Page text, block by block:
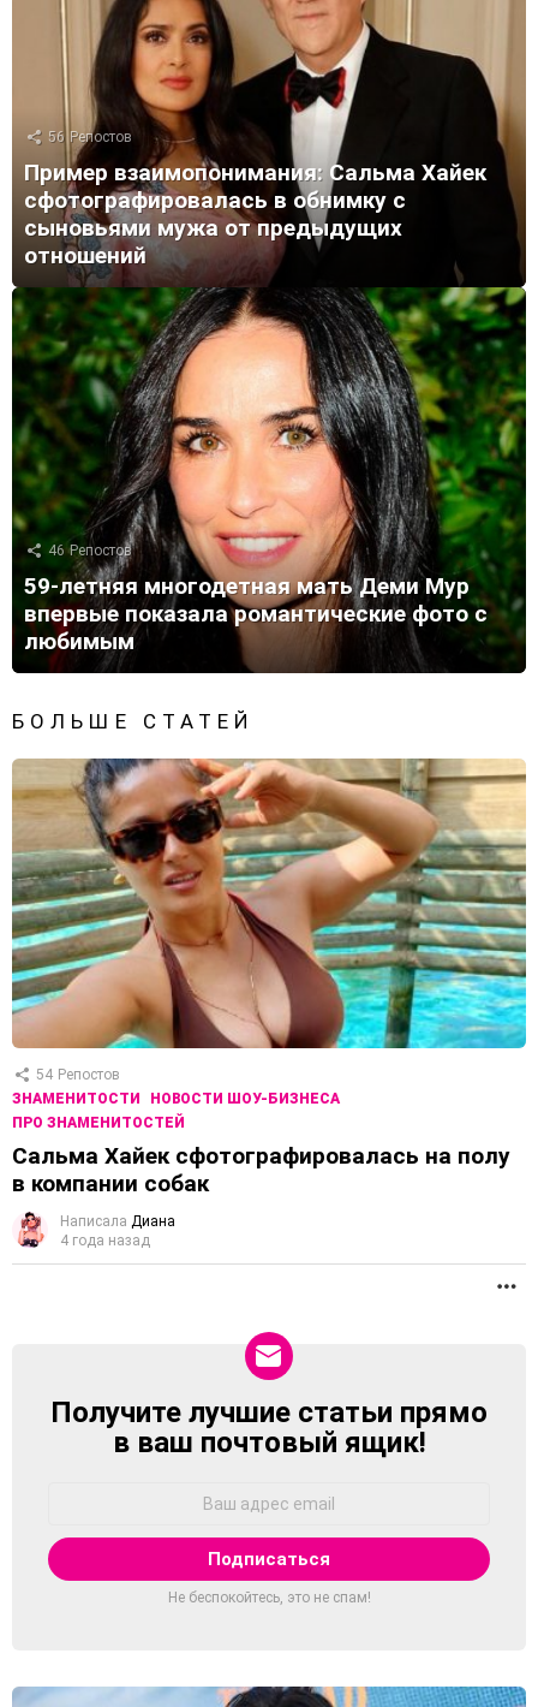
56 Репостов
Пример взаимопонимания: Сальма Хайек
сфотографировалась в обнимку с
сыновьями мужа от предыдущих
отношений
46 Репостов
59-летняя многодетная мать Деми Мур
впервые показала романтические фото с
любимым
БОЛЬШЕ СТАТЕЙ
54 Репостов
ЗНАМЕНИТОСТИ
НОВОСТИ ШОУ-БИЗНЕСА
ПРО ЗНАМЕНИТОСТЕЙ
Сальма Хайек сфотографировалась на полу
в компании собак
Написала Диана
4 года назад
NEWSLETTER
Получите лучшие статьи прямо
в ваш почтовый ящик!
Не беспокойтесь, это не спам!